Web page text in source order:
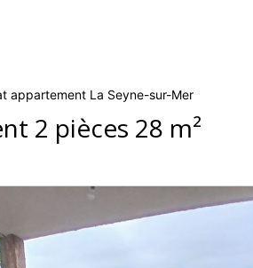
appartement La Seyne-sur-Mer
2 pièces 28 m²